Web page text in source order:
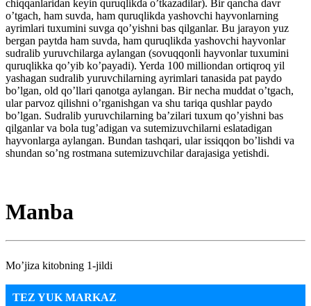
chiqqanlaridan keyin quruqlikda o’tkazadilar). Bir qancha davr
o’tgach, ham suvda, ham quruqlikda yashovchi hayvonlarning
ayrimlari tuxumini suvga qo’yishni bas qilganlar. Bu jarayon yuz
bergan paytda ham suvda, ham quruqlikda yashovchi hayvonlar
sudralib yuruvchilarga aylangan (sovuqqonli hayvonlar tuxumini
quruqlikka qo’yib ko’payadi). Yerda 100 milliondan ortiqroq yil
yashagan sudralib yuruvchilarning ayrimlari tanasida pat paydo
bo’lgan, old qo’llari qanotga aylangan. Bir necha muddat o’tgach,
ular parvoz qilishni o’rganishgan va shu tariqa qushlar paydo
bo’lgan. Sudralib yuruvchilarning ba’zilari tuxum qo’yishni bas
qilganlar va bola tug’adigan va sutemizuvchilarni eslatadigan
hayvonlarga aylangan. Bundan tashqari, ular issiqqon bo’lishdi va
shundan so’ng rostmana sutemizuvchilar darajasiga yetishdi.
Manba
Mo’jiza kitobning 1-jildi
TEZ YUK MARKAZ